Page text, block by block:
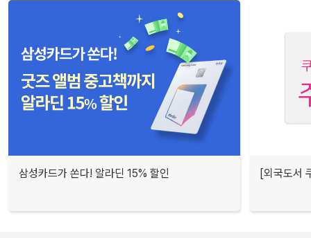
삼성카드가 쏜다! 알라딘 15% 할인 [외국도서